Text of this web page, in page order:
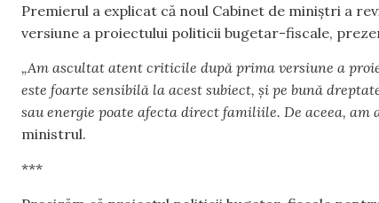
Premierul a explicat că noul Cabinet de miniștri a
versiune a proiectului politicii bugetar-fiscale,
„Am ascultat atent criticile după prima versiune a
este foarte sensibilă la acest subiect, și pe bună
sau energie poate afecta direct familiile. De aceea, am
ministrul.
***